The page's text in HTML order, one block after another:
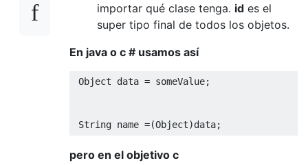
importar qué clase tenga. id es el
super tipo final de todos los objetos.
En java o c # usamos así
Object data = someValue;
String name =(Object)data;
pero en el objetivo c